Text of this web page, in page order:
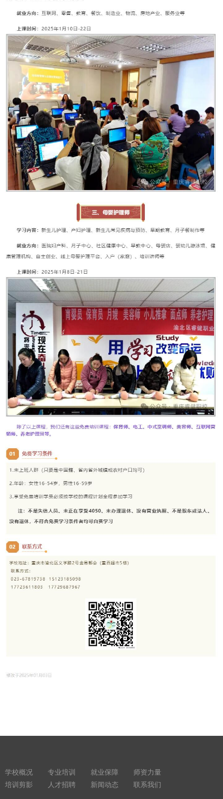
学校概况 专业培训 就业保障
师资力量
培训剪影
人才招聘 新闻动态 联系我们